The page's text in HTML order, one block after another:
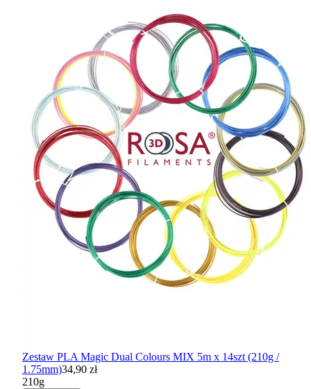
Zestaw PLA Magic Dual Colours MIX 5m x 14szt (210g /
1.75mm)34,90 zł
210g